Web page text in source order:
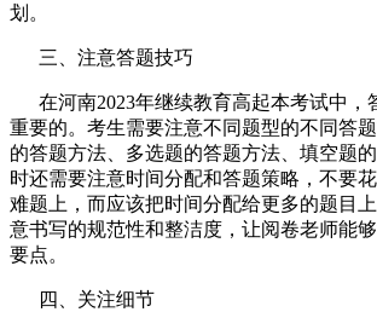
划。
三、注意答题技巧
在河南2023年继续教育高起本考试中，
重要的。考生需要注意不同题型的不同答
的答题方法、多选题的答题方法、填空题
时还需要注意时间分配和答题策略，不要
难题上，而应该把时间分配给更多的题目
意书写的规范性和整洁度，让阅卷老师能
要点。
四、关注细节